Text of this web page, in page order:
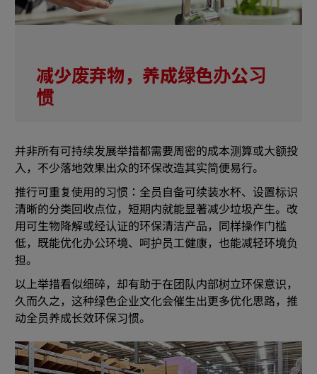
减少废弃物，养成绿色办公习
惯
并非所有可持续发展举措都需要周密的成本测算或大额投
入，不少落地效果出众的环保改造其实简便易行。
推行可重复使用的习惯：全员自备可续装水杯、设置标识
清晰的分类回收点位，短期内就能显著减少垃圾产生。改
用可生物降解或经认证的环保清洁产品，同样操作门槛
低，既能优化办公环境、呵护员工健康，也能减轻环境负
担。
以上举措看似细碎，却有助于在团队内部树立环保意识，
久而久之，这种绿色企业文化会催生出更多优化思路，推
动全员养成长效环保习惯。